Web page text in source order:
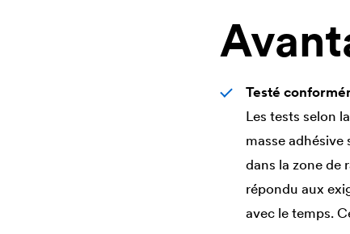
Testé
Les tests selon
masse
dans la zone de
répondu aux
avec le temps.